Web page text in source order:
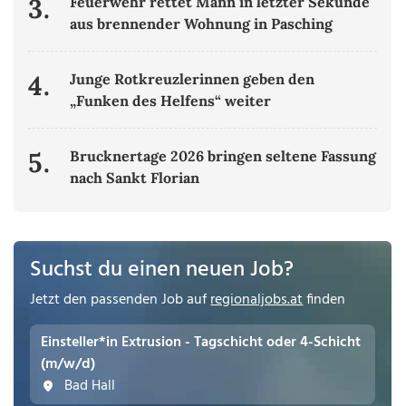
3.
aus brennender Wohnung in Pasching
4.
Junge Rotkreuzlerinnen geben den
„Funken des Helfens“ weiter
5.
Brucknertage 2026 bringen seltene Fassung
nach Sankt Florian
Suchst du einen neuen Job?
Jetzt den passenden Job aufregionaljobs.atfinden
Einsteller*in Extrusion - Tagschicht oder 4-Schicht
(m/w/d)
Bad Hall